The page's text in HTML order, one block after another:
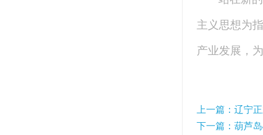
主义思想为
产业发展，
上一篇：辽宁
下一篇：葫芦